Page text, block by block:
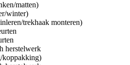
matten)
winter)
trekhaak monteren)
herstelwerk
koppakking)